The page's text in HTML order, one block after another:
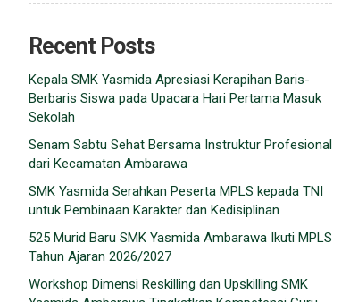
Recent Posts
Kepala SMK Yasmida Apresiasi Kerapihan Baris-
Berbaris Siswa pada Upacara Hari Pertama Masuk
Sekolah
Senam Sabtu Sehat Bersama Instruktur Profesional
dari Kecamatan Ambarawa
SMK Yasmida Serahkan Peserta MPLS kepada TNI
untuk Pembinaan Karakter dan Kedisiplinan
525 Murid Baru SMK Yasmida Ambarawa Ikuti MPLS
Tahun Ajaran 2026/2027
Workshop Dimensi Reskilling dan Upskilling SMK